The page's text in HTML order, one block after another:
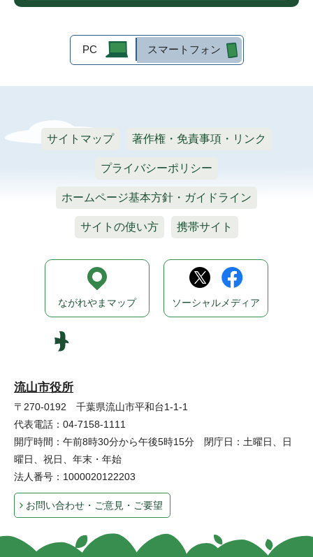
PC スマートフォン
サイトマップ 著作権・免責事項・リンク
プライバシーポリシー
ホームページ基本方針・ガイドライン
サイトの使い方 携帯サイト
流山市役所
〒270-0192 千葉県流山市平和台1-1-1
代表電話：04-7158-1111
開庁時間：午前8時30分から午後5時15分 閉庁日：土曜日、日
曜日、祝日、年末・年始
法人番号：1000020122203
お問い合わせ・ご意見・ご要望
ながれやまマップ ソーシャルメディア